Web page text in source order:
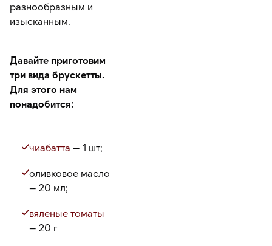
разнообразным и
изысканным.
Давайте приготовим
три вида брускетты.
Для этого нам
понадобится:
чиабатта — 1 шт;
оливковое масло
— 20 мл;
вяленые томаты
— 20 г